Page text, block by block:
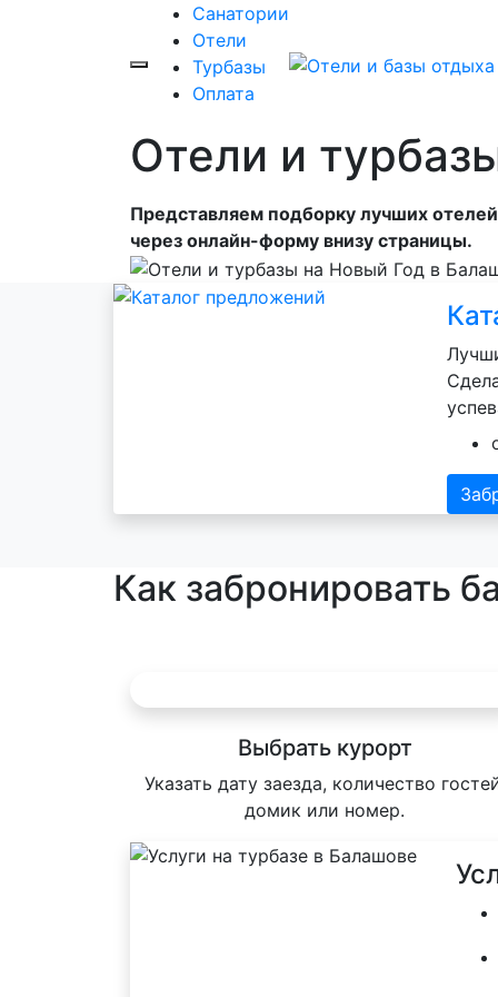
Санатории
Отели
Турбазы
Оплата
Отели и
Представляем подборку лучших
через онлайн-форму внизу страницы.
Как забронировать
Выбрать курорт
Указать дату заезда, количество
домик или номер.